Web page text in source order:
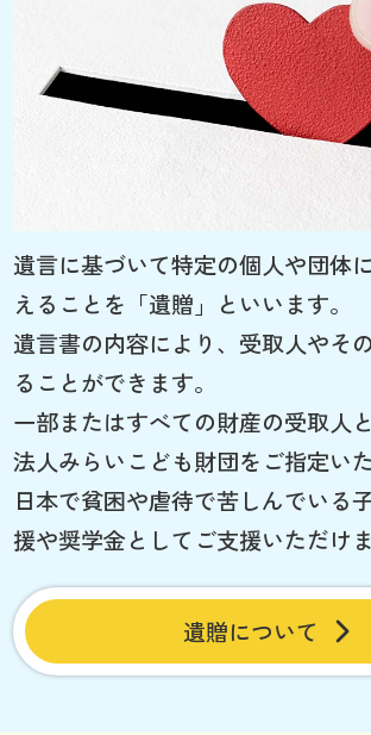
遺言に基づいて特定の個人や団体
えることを「遺贈」といいます。
遺言書の内容により、受取人やそ
ることができます。
一部またはすべての財産の受取人
法人みらいこども財団をご指定い
日本で貧困や虐待で苦しんでいる
援や奨学金としてご支援いただけま
遺贈について